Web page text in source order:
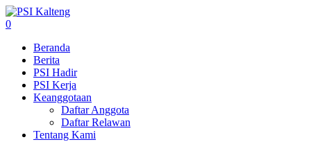
0
Beranda
Berita
PSI Hadir
PSI Kerja
Keanggotaan
Daftar Anggota
Daftar Relawan
Tentang Kami